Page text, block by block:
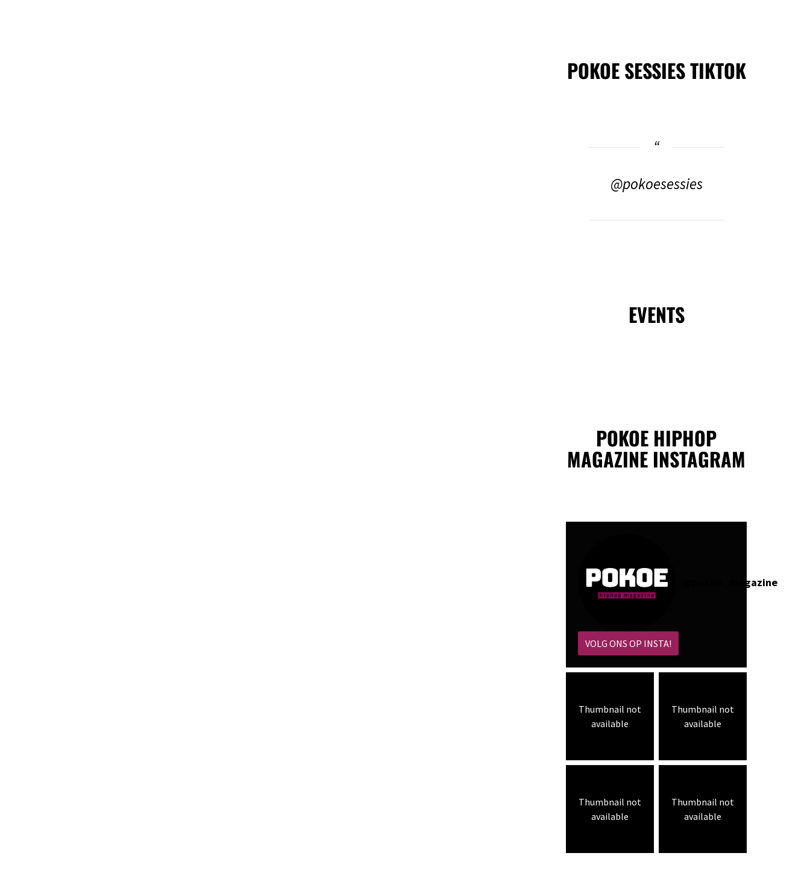
POKOE SESSIES TIKTOK
@pokoesessies
EVENTS
POKOE HIPHOP
MAGAZINE INSTAGRAM
pokoe_magazine
VOLG ONS OP INSTA!
Thumbnail not
available
Thumbnail not
available
Thumbnail not
available
Thumbnail not
available